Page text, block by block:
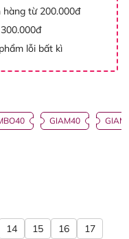
hàng từ 200.000đ
lỗi bất kì
GIAM40
14 15 16 17